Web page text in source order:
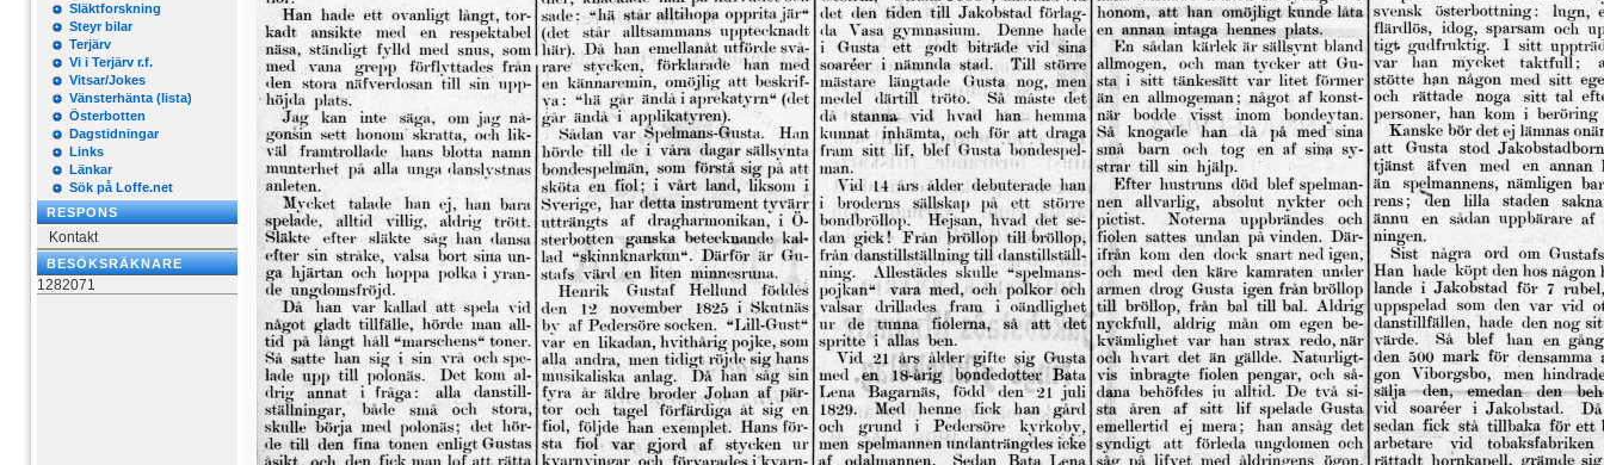
Släktforskning
Steyr bilar
Terjärv
Vi i Terjärv r.f.
Vitsar/Jokes
Vänsterhänta (lista)
Österbotten
Dagstidningar
Links
Länkar
Sök på Loffe.net
RESPONS
Kontakt
BESÖKSRÄKNARE
1282071